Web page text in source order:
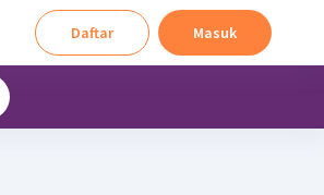
Daftar Masuk